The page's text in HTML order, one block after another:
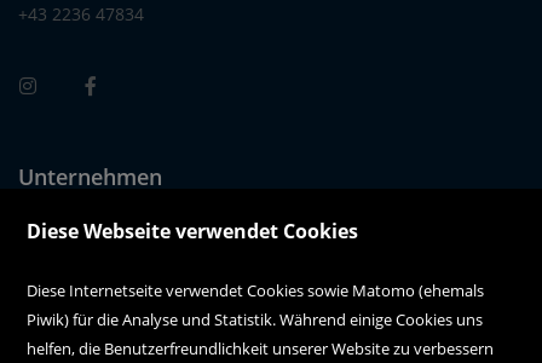
+43 2236 47834
Unternehmen
Über uns
Kundenservice
Diese Webseite verwendet Cookies
Diese Internetseite verwendet Cookies sowie Matomo (ehemals
Piwik) für die Analyse und Statistik. Während einige Cookies uns
helfen, die Benutzerfreundlichkeit unserer Website zu verbessern